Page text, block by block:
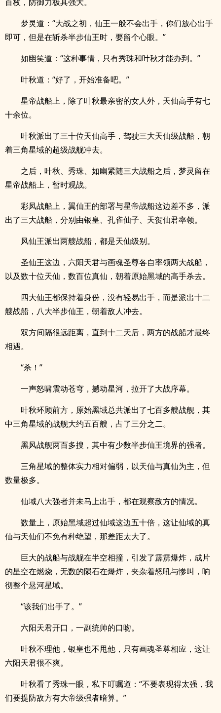
梦灵道：“大战之初，仙王一般不会出手，你们放心出手
即可，但是在斩杀半步仙王时，要留个心眼。”
如幽笑道：“这种事情，只有秀珠和叶秋才能办到。”
叶秋道：“好了，开始准备吧。”
星帝战船上，除了叶秋最亲密的女人外，天仙高手有七
十余位。
叶秋派出了三十位天仙高手，驾驶三大天仙级战船，朝
着三角星域的超级战舰冲去。
之后，叶秋、秀珠、如幽紧随三大战船之后，梦灵留在
星帝战船上，暂时观战。
彩凤战船上，翼仙王的部署与星帝战船这边差不多，派
出了三大战船，分别由银皇、孔雀仙子、天贺仙君率领。
风仙王派出两艘战船，都是天仙级别。
圣仙王这边，六阳天君与画魂圣尊各自率领两大战船，
以及数十位天仙，数百位真仙，朝着原始黑域的高手杀去。
四大仙王都保持着身份，没有轻易出手，而是派出十二
艘战船，八大半步仙王，朝着敌人冲去。
双方间隔很远距离，直到十二天后，两方的战船才最终
相遇。
“杀！”
一声怒啸震动苍穹，撼动星河，拉开了大战序幕。
叶秋环顾前方，原始黑域总共派出了七百多艘战舰，其
中三角星域的战舰大约五百艘，占了三分之二。
黑风战舰两百多搜，其中有少数半步仙王境界的强者。
三角星域的整体实力相对偏弱，以天仙与真仙为主，但
数量极多。
仙域八大强者并未马上出手，都在观察敌方的情况。
数量上，原始黑域超过仙域这边五十倍，这让仙域的真
仙与天仙们不免有种绝望，那差距太大了。
巨大的战船与战舰在半空相撞，引发了霹雳爆炸，成片
的星空在燃烧，无数的陨石在爆炸，夹杂着怒吼与惨叫，响
彻整个悬河星域。
“该我们出手了。”
六阳天君开口，一副统帅的口吻。
叶秋不理他，银皇也不甩他，只有画魂圣尊相应，这让
六阳天君很不爽。
叶秋看了秀珠一眼，私下叮嘱道：“不要表现得太强，我
们要提防敌方有大帝级强者暗算。”